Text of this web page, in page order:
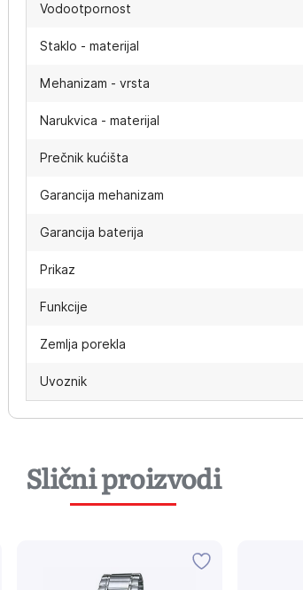
Vodootpornost
Staklo - materijal
Mehanizam - vrsta
Narukvica - materijal
Prečnik kućišta
Garancija mehanizam
Garancija baterija
Prikaz
Funkcije
Zemlja porekla
Uvoznik
Slični proizvodi